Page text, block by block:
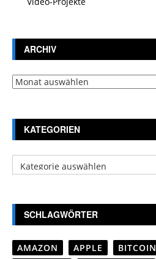
ARCHIV
Archiv
KATEGORIEN
Kategorien
SCHLAGWÖRTER
AMAZON APPLE BITCOIN